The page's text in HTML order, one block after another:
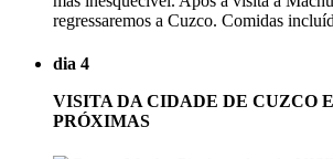
regressaremos a Cuzco. Comidas
dia 4
VISITA DA CIDADE DE CUZCO
PRÓXIMAS